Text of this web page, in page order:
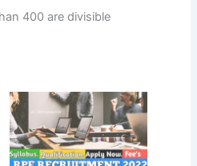
400 are divisible